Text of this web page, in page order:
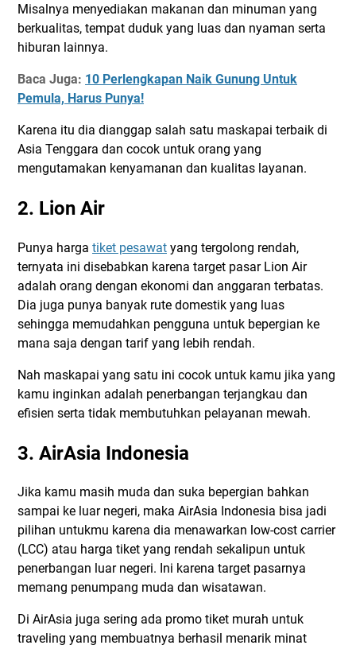
Misalnya menyediakan makanan dan minuman yang
berkualitas, tempat duduk yang luas dan nyaman serta
hiburan lainnya.
Baca Juga: 10 Perlengkapan Naik Gunung Untuk
Pemula, Harus Punya!
Karena itu dia dianggap salah satu maskapai terbaik di
Asia Tenggara dan cocok untuk orang yang
mengutamakan kenyamanan dan kualitas layanan.
2. Lion Air
Punya harga tiket pesawat yang tergolong rendah,
ternyata ini disebabkan karena target pasar Lion Air
adalah orang dengan ekonomi dan anggaran terbatas.
Dia juga punya banyak rute domestik yang luas
sehingga memudahkan pengguna untuk bepergian ke
mana saja dengan tarif yang lebih rendah.
Nah maskapai yang satu ini cocok untuk kamu jika yang
kamu inginkan adalah penerbangan terjangkau dan
efisien serta tidak membutuhkan pelayanan mewah.
3. AirAsia Indonesia
Jika kamu masih muda dan suka bepergian bahkan
sampai ke luar negeri, maka AirAsia Indonesia bisa jadi
pilihan untukmu karena dia menawarkan low-cost carrier
(LCC) atau harga tiket yang rendah sekalipun untuk
penerbangan luar negeri. Ini karena target pasarnya
memang penumpang muda dan wisatawan.
Di AirAsia juga sering ada promo tiket murah untuk
traveling yang membuatnya berhasil menarik minat